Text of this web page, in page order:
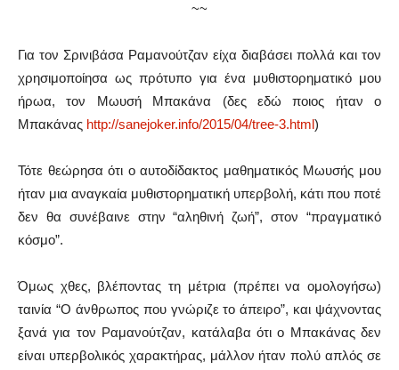
~~
Για τον Σρινιβάσα Ραμανούτζαν είχα διαβάσει πολλά και τον
χρησιμοποίησα ως πρότυπο για ένα μυθιστορηματικό μου
ήρωα, τον Μωυσή Μπακάνα (δες εδώ ποιος ήταν ο
Μπακάνας http://sanejoker.info/2015/04/tree-3.html)
Τότε θεώρησα ότι ο αυτοδίδακτος μαθηματικός Μωυσής μου
ήταν μια αναγκαία μυθιστορηματική υπερβολή, κάτι που ποτέ
δεν θα συνέβαινε στην “αληθινή ζωή”, στον “πραγματικό
κόσμο”.
Όμως χθες, βλέποντας τη μέτρια (πρέπει να ομολογήσω)
ταινία “Ο άνθρωπος που γνώριζε το άπειρο”, και ψάχνοντας
ξανά για τον Ραμανούτζαν, κατάλαβα ότι ο Μπακάνας δεν
είναι υπερβολικός χαρακτήρας, μάλλον ήταν πολύ απλός σε